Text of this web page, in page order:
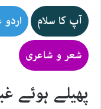
آپ کا سلام
شعر و شاعری
پھیلے ہوئے